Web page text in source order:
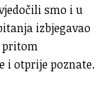
smo i u
izbjegavao
pritom
i otprije poznate.